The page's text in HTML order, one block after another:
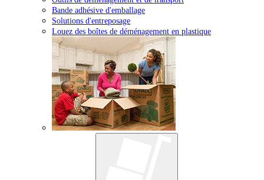
Bande adhésive d'emballage
Solutions d'entreposage
Louez des boîtes de déménagement en plastique